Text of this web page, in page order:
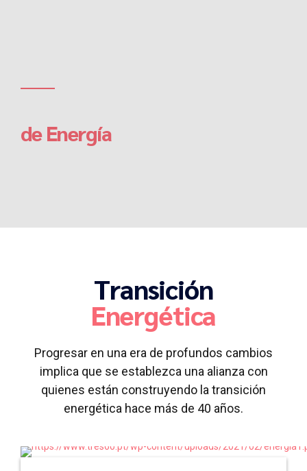
de Energía
Transición
Energética
Progresar en una era de profundos cambios
implica que se establezca una alianza con
quienes están construyendo la transición
energética hace más de 40 años.